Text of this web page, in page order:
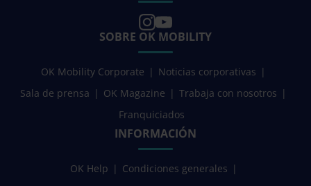
SOBRE OK MOBILITY
OK Mobility Corporate
Noticias corporativas
Sala de prensa
OK Magazine
Trabaja con nosotros
Franquiciados
INFORMACIÓN
OK Help
Condiciones generales